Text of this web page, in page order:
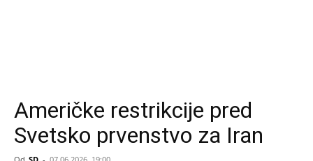
Američke restrikcije pred
Svetsko prvenstvo za Iran